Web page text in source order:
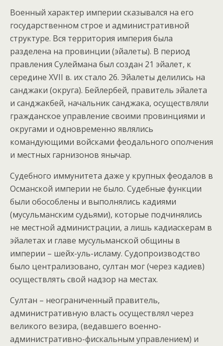
Военный характер империи сказывался на его
государственном строе и административной
структуре. Вся территория империя была
разделена на провинции (эйалеты). В период
правления Сулеймана был создан 21 эйалет, к
середине XVII в. их стало 26. Эйалеты делились на
санджаки (округа). Бейлербей, правитель эйалета
и санджакбей, начальник санджака, осуществляли
гражданское управление своими провинциями и
округами и одновременно являлись
командующими войсками феодального ополчения
и местных гарнизонов янычар.
Судебного иммунитета даже у крупных феодалов в
Османской империи не было. Судебные функции
были обособлены и выполнялись кадиями
(мусульманским судьями), которые подчинялись
не местной администрации, а лишь кадиаскерам в
эйалетах и главе мусульманской общины в
империи – шейх-уль-исламу. Судопроизводство
было централизовано, султан мог (через кадиев)
осуществлять свой надзор на местах.
Султан – неограниченный правитель,
административную власть осуществлял через
великого везира, (ведавшего военно-
административно-фискальным управлением) и